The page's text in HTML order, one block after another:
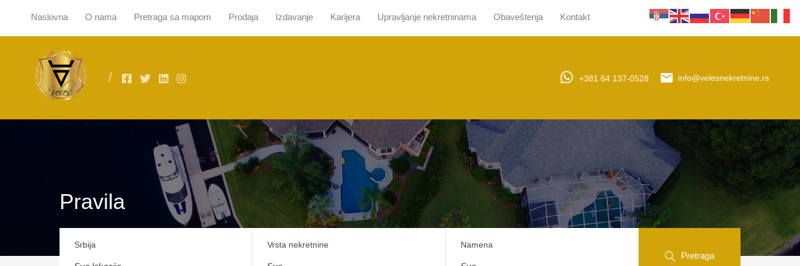
Naslovna O nama Pretraga sa mapom Prodaja Izdavanje Karijera Upravljanje nekretninama Obaveštenja Kontakt
Naslovna O nama Pretraga sa mapom Prodaja Izdavanje Karijera Upravljanje nekretninama Obaveštenja Kontakt
+381 64 137-0528 info@velesnekretnine.rs
Pravila
Srbija Vrsta nekretnine Namena
Pretraga